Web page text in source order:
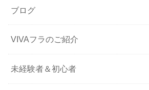
ブログ
VIVAフラのご紹介
未経験者＆初心者